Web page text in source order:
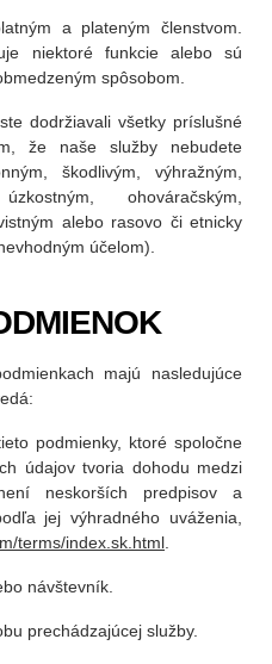
a plateným členstvom.
niektoré funkcie alebo sú
spôsobom.
dodržiavali všetky príslušné
že naše služby nebudete
škodlivým, výhražným,
ohováračským,
alebo rasovo či etnicky
účelom).
majú nasledujúce
podmienky, ktoré spoločne
údajov tvoria dohodu medzi
neskorších predpisov a
jej výhradného uváženia,
terms/index.sk.html
návštevník.
prechádzajúcej služby.